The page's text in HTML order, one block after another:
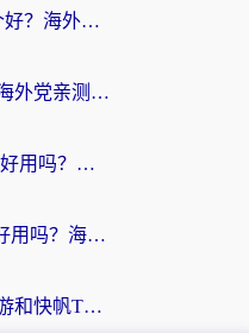
雷神手游和sixfast哪个好？海外党亲测3款回国加速器，教你选对不踩坑
穿梭和快喵好用吗？海外党亲测：小众加速器对比+番茄加速器深度体验
云极和Unblock Youku好用吗？海外党亲测+2026回国加速器避坑指南
ChickCN和海外回国好用吗？海外党2026亲测：从手游到影音，选对加速器的3个关键
海外党必看：雷神手游和快帆TV版好用吗？3步选对回国加速器不踩坑